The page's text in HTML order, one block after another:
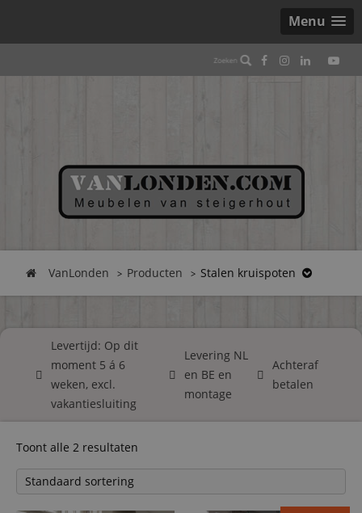
Menu
VanLonden Producten Stalen kruispoten
Levertijd: Op dit
moment 5 á 6
weken, excl.
vakantiesluiting
Levering NL
en BE en
montage
Achteraf
betalen
Toont alle 2 resultaten